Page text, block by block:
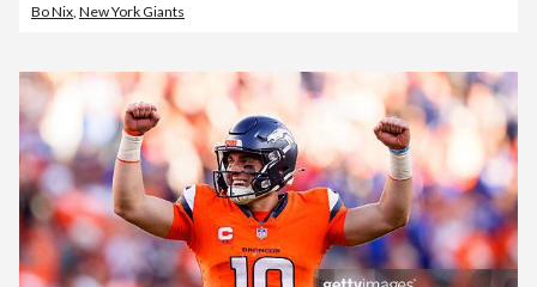
Bo Nix, New York Giants